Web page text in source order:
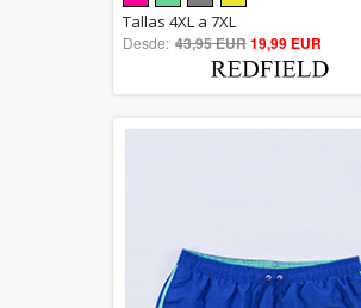
5.00
out of 5
Tallas 4XL a 7XL
Desde: 43,95 EUR19,99 EUR